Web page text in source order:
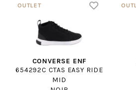
CONVERSE ENF
654292C CTAS EASY RIDE
MID